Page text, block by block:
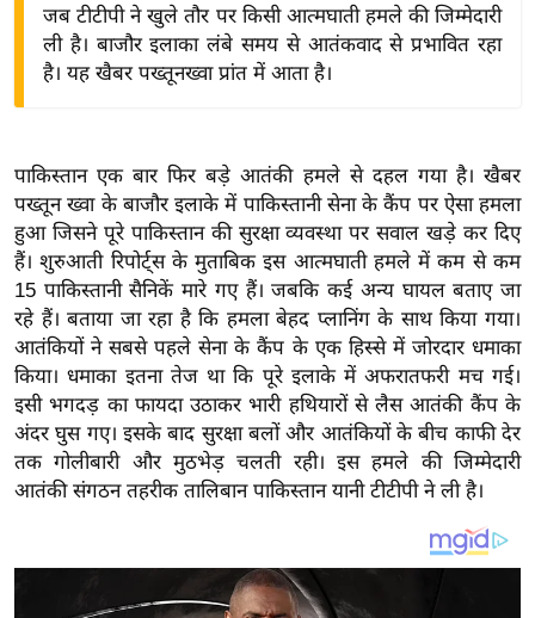
द्यो
वि
शे
ष
ज्ञ
रा
य
ब
ज
ट
खे
ल
के
जब टीटीपी ने खुले तौर पर किसी आत्मघाती हमले की जिम्मेदारी
ली है। बाजौर इलाका लंबे समय से आतंकवाद से प्रभावित रहा
है। यह खैबर पख्तूनख्वा प्रांत में आता है।
पाकिस्तान एक बार फिर बड़े आतंकी हमले से दहल गया है। खैबर
पख्तून ख्वा के बाजौर इलाके में पाकिस्तानी सेना के कैंप पर ऐसा हमला
हुआ जिसने पूरे पाकिस्तान की सुरक्षा व्यवस्था पर सवाल खड़े कर दिए
हैं। शुरुआती रिपोर्ट्स के मुताबिक इस आत्मघाती हमले में कम से कम
15 पाकिस्तानी सैनिकें मारे गए हैं। जबकि कई अन्य घायल बताए जा
रहे हैं। बताया जा रहा है कि हमला बेहद प्लानिंग के साथ किया गया।
आतंकियों ने सबसे पहले सेना के कैंप के एक हिस्से में जोरदार धमाका
किया। धमाका इतना तेज था कि पूरे इलाके में अफरातफरी मच गई।
इसी भगदड़ का फायदा उठाकर भारी हथियारों से लैस आतंकी कैंप के
अंदर घुस गए। इसके बाद सुरक्षा बलों और आतंकियों के बीच काफी देर
तक गोलीबारी और मुठभेड़ चलती रही। इस हमले की जिम्मेदारी
आतंकी संगठन तहरीक तालिबान पाकिस्तान यानी टीटीपी ने ली है।